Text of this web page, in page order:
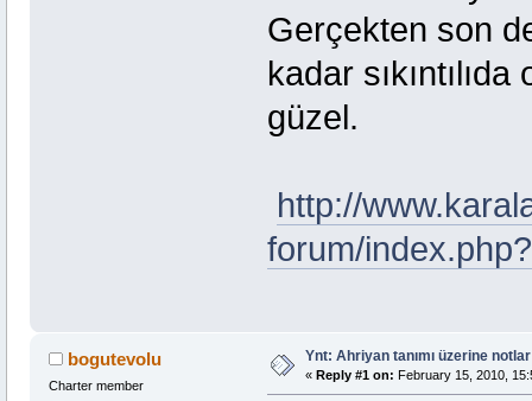
Gerçekten son
kadar
güzel.
http://
forum/
bogutevolu
Charter member
Ynt: Ahriyan tanımı üzerine notlar
« Reply #1 on: February 15, 2010,